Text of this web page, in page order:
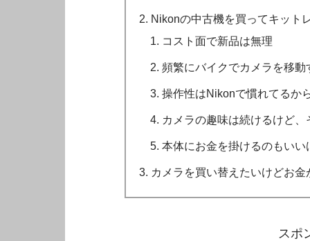
Nikonの中古機を買ってキット
コスト面で新品は無理
頻繁にバイクでカメラを移
操作性はNikonで慣れてるか
カメラの趣味は続けるけど
本体にお金を掛けるのもい
カメラを買い替えたいけどお
スポ